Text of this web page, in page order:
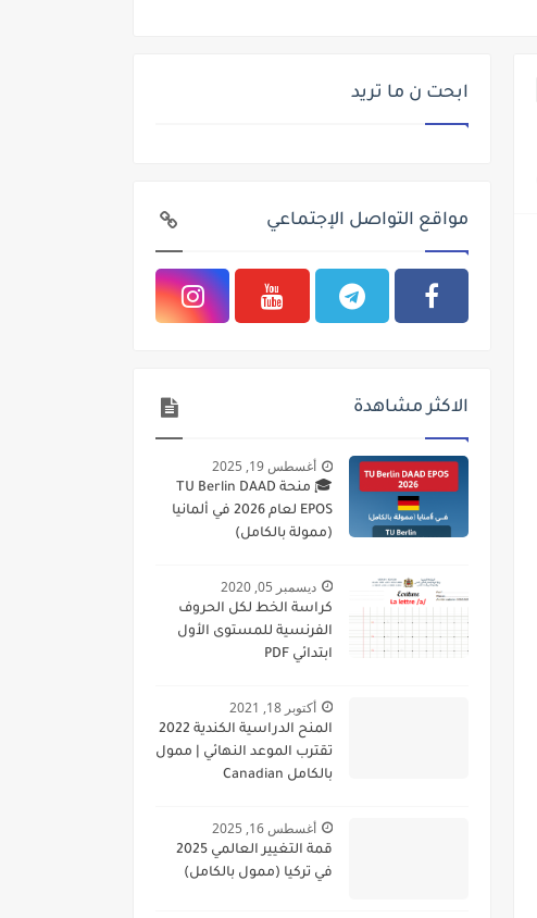
ابحت ن ما تريد
مواقع التواصل الإجتماعي
الاكثر مشاهدة
أغسطس 19, 2025
🎓 منحة TU Berlin DAAD
EPOS لعام 2026 في ألمانيا
(ممولة بالكامل)
ديسمبر 05, 2020
كراسة الخط لكل الحروف
الفرنسية للمستوى الأول
ابتدائي PDF
أكتوبر 18, 2021
المنح الدراسية الكندية 2022
تقترب الموعد النهائي | ممول
بالكامل Canadian
Deadline Approaching
أغسطس 16, 2025
قمة التغيير العالمي 2025
في تركيا (ممول بالكامل)